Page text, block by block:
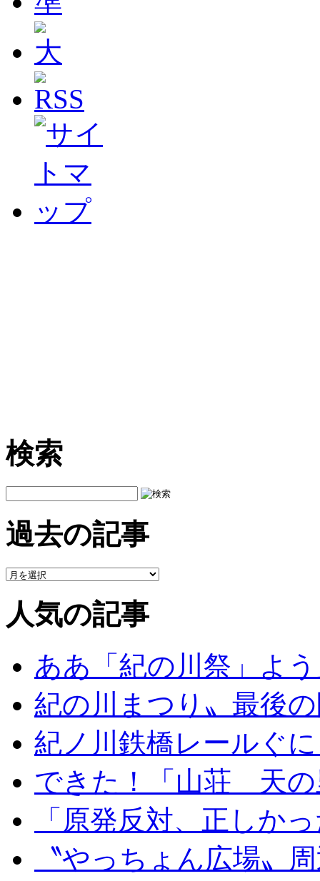
検索
過去の記事
人気の記事
ああ「紀の川祭」よ
紀の川まつり〟最後
紀ノ川鉄橋レールぐ
できた！「山荘 天の
「原発反対、正しか
〝やっちょん広場〟